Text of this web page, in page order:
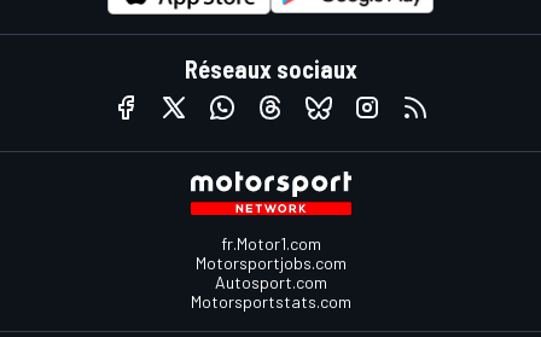
Réseaux sociaux
fr.Motor1.com
Motorsportjobs.com
Autosport.com
Motorsportstats.com